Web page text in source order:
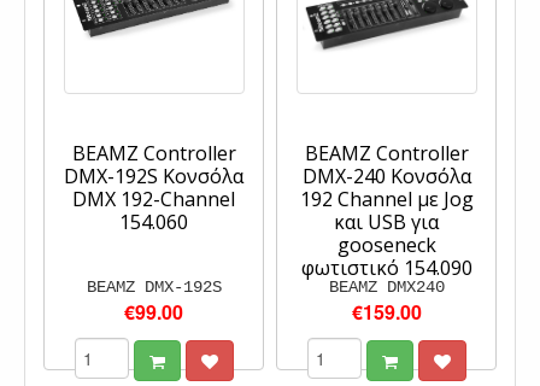
BEAMZ Controller
DMX-192S Κονσόλα
DMX 192-Channel
154.060
BEAMZ DMX-192S
€99.00
BEAMZ Controller
DMX-240 Κονσόλα
192 Channel με Jog
και USB για
gooseneck
φωτιστικό 154.090
BEAMZ DMX240
€159.00